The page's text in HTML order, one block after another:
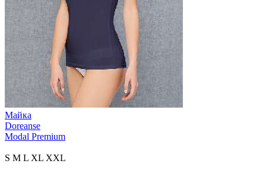
Майка
Doreanse
Modal Premium
S M L XL XXL